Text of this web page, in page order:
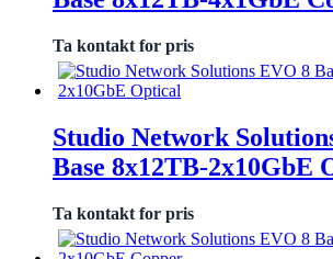
Ta kontakt for pris
Studio Network
Base 8x12TB-2x10GbE
Ta kontakt for pris